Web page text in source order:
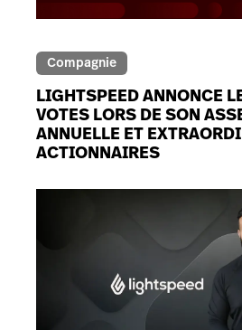
Compagnie
LIGHTSPEED ANNONCE
VOTES LORS DE SON
ANNUELLE ET
ACTIONNAIRES